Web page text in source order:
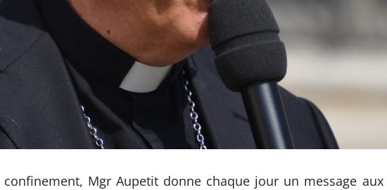
Mgr Aupetit donne chaque jour un message